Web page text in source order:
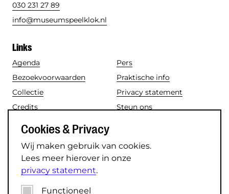
Cookies & Privacy
Wij maken gebruik van cookies.
Lees meer hierover in onze
privacy statement.
Functioneel
030 231 27 89
info@museumspeelklok.nl
Links
Agenda
Bezoekvoorwaarden
Collectie
Credits
Nieuws
Pers
Praktische info
Privacy statement
Steun ons
Social media
Instagram